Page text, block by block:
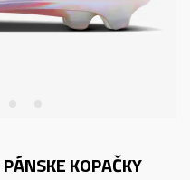
PÁNSKE KOPAČKY